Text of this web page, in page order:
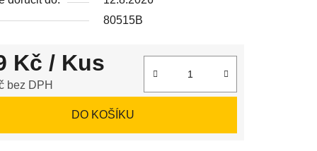
80515B
Kč / Kus
bez DPH
DO KOŠÍKU